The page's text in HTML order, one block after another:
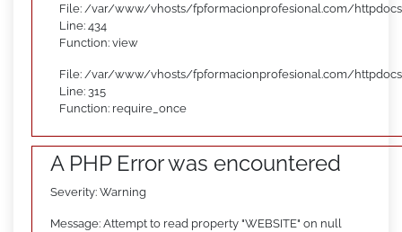
File: /var/www/vhosts/fpformacionprofesional.com/
Line: 434
Function: view
File: /var/www/vhosts/fpformacionprofesional.com/
Line: 315
Function: require_once
A PHP Error was encountered
Severity: Warning
Message: Attempt to read property "WEBSITE" on null